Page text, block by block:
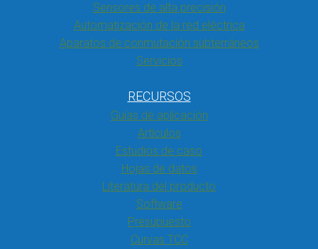
Sensores de alta precisión
Automatización de la red eléctrica
Aparatos de conmutación subterráneos
Servicios
RECURSOS
Guías de aplicación
Artículos
Estudios de caso
Hojas de datos
Literatura del producto
Software
Presupuesto
Curvas TCC